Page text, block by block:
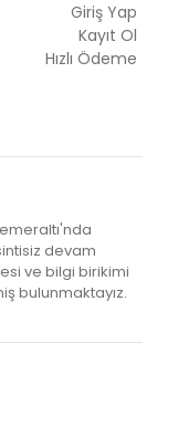
Giriş Yap
Kayıt Ol
Hızlı Ödeme
devam
ve bilgi birikimi
bulunmaktayız.